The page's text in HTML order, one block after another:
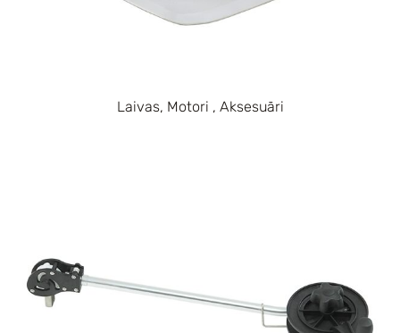
Laivas, Motori , Aksesuāri